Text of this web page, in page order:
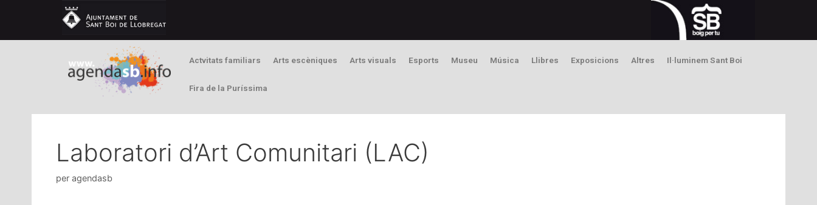
Actvitats familiars Arts escèniques Arts visuals Esports Museu Música Llibres Exposicions Altres Il·luminem Sant Boi
Fira de la Puríssima
Laboratori d’Art Comunitari (LAC)
per agendasb